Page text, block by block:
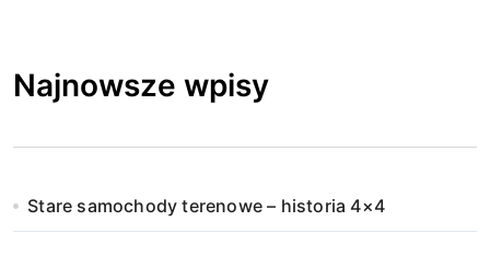
Najnowsze wpisy
Stare samochody terenowe – historia 4×4